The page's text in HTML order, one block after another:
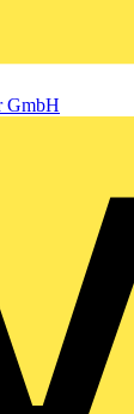
GmbH